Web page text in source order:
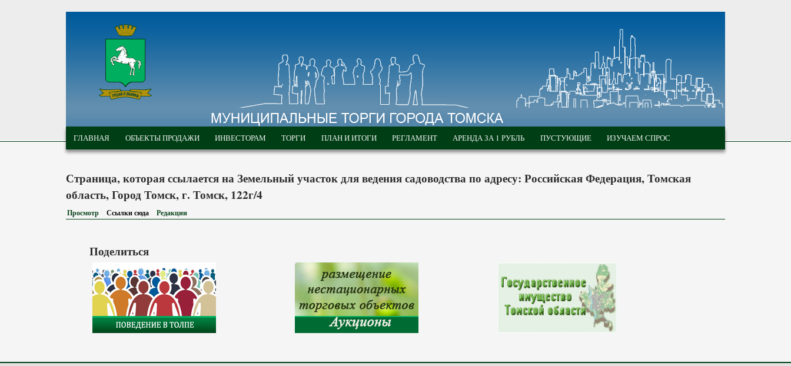
МУНИЦИПАЛЬНЫЕ
ТОРГИ ГОРОДА
ТОМСКА
ГЛАВНОЕ МЕНЮ
ГЛАВНАЯ ОБЪЕКТЫ ПРОДАЖИ ИНВЕСТОРАМ ТОРГИ ПЛАН И ИТОГИ РЕГЛАМЕНТ АРЕНДА ЗА 1 РУБЛЬ ПУСТУЮЩИЕ ИЗУЧАЕМ СПРОС
Страница, которая ссылается на Земельный участок для ведения садоводства по адресу: Российская Федерация, Томская
область, Город Томск, г. Томск, 122г/4
Просмотр Ссылки сюда (активная вкладка)
Редакции
Поделиться